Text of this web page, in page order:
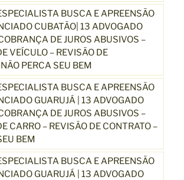
BUSCA E APREENSÃO
CUBATÃO| 13 ADVOGADO
DE JUROS ABUSIVOS –
VEÍCULO – REVISÃO DE
PERCA SEU BEM
BUSCA E APREENSÃO
GUARUJÁ | 13 ADVOGADO
DE JUROS ABUSIVOS –
CARRO – REVISÃO DE CONTRATO –
BEM
BUSCA E APREENSÃO
GUARUJÁ | 13 ADVOGADO